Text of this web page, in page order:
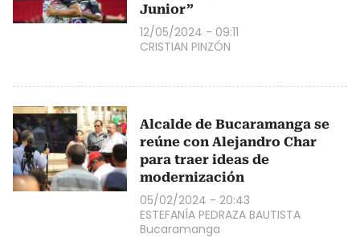
Junior”
12/05/2024 - 09:11
CRISTIAN PINZÓN
Alcalde de Bucaramanga se
reúne con Alejandro Char
para traer ideas de
modernización
05/02/2024 - 20:43
ESTEFANÍA PEDRAZA BAUTISTA
Bucaramanga